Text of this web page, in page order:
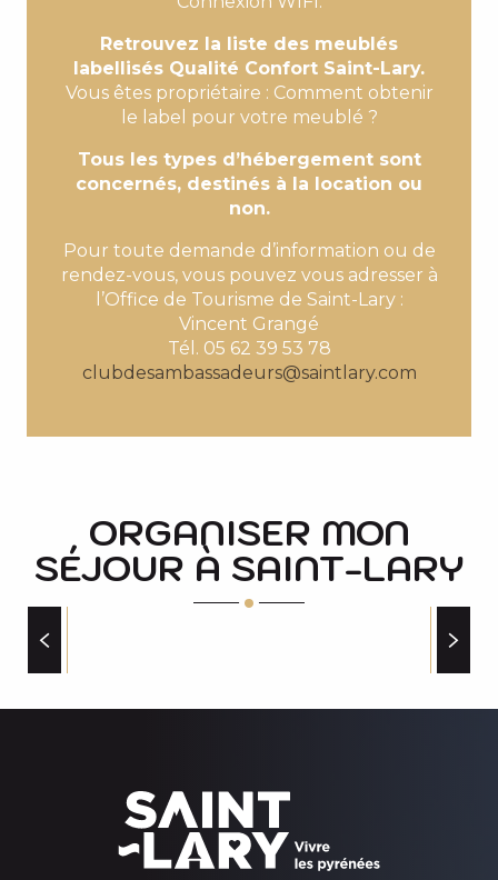
Retrouvez la liste des meublés
labellisés Qualité Confort Saint-Lary.
Vous êtes propriétaire : Comment obtenir
le label pour votre meublé ?
Tous les types d’hébergement sont
concernés, destinés à la location ou
non.
Pour toute demande d’information ou de
rendez-vous, vous pouvez vous adresser à
l’Office de Tourisme de Saint-Lary :
Vincent Grangé
Tél. 05 62 39 53 78
clubdesambassadeurs@saintlary.com
ORGANISER MON
SÉJOUR À SAINT-LARY